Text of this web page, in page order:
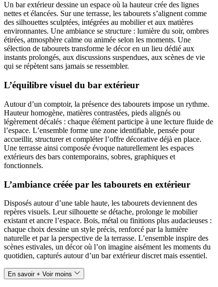
Un bar extérieur dessine un espace où la hauteur crée des lignes
nettes et élancées. Sur une terrasse, les tabourets s’alignent comme
des silhouettes sculptées, intégrées au mobilier et aux matières
environnantes. Une ambiance se structure : lumière du soir, ombres
étirées, atmosphère calme ou animée selon les moments. Une
sélection de tabourets transforme le décor en un lieu dédié aux
instants prolongés, aux discussions suspendues, aux scènes de vie
qui se répètent sans jamais se ressembler.
L’équilibre visuel du bar extérieur
Autour d’un comptoir, la présence des tabourets impose un rythme.
Hauteur homogène, matières contrastées, pieds alignés ou
légèrement décalés : chaque élément participe à une lecture fluide de
l’espace. L’ensemble forme une zone identifiable, pensée pour
accueillir, structurer et compléter l’offre décorative déjà en place.
Une terrasse ainsi composée évoque naturellement les espaces
extérieurs des bars contemporains, sobres, graphiques et
fonctionnels.
L’ambiance créée par les tabourets en extérieur
Disposés autour d’une table haute, les tabourets deviennent des
repères visuels. Leur silhouette se détache, prolonge le mobilier
existant et ancre l’espace. Bois, métal ou finitions plus audacieuses :
chaque choix dessine un style précis, renforcé par la lumière
naturelle et par la perspective de la terrasse. L’ensemble inspire des
scènes estivales, un décor où l’on imagine aisément les moments du
quotidien, capturés autour d’un bar extérieur discret mais essentiel.
En savoir + Voir moins